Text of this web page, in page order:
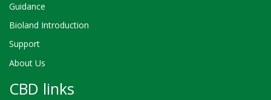
Guidance
Bioland Introduction
Support
About Us
CBD links